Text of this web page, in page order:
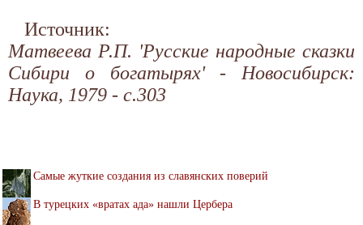
Источник:
Матвеева Р.П. 'Русские народные сказки
Сибири о богатырях' - Новосибирск:
Наука, 1979 - с.303
Самые жуткие создания из славянских поверий
В турецких «вратах ада» нашли Цербера